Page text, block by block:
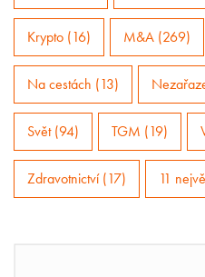
Krypto (16) M&A (269)
Na cestách (13)
Svět (94) TGM (19)
Zdravotnictví (17) 11